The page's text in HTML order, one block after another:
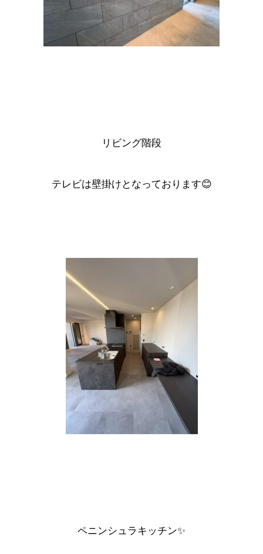
リビング階段
テレビは壁掛けとなっております😊
ペニンシュラキッチン✨